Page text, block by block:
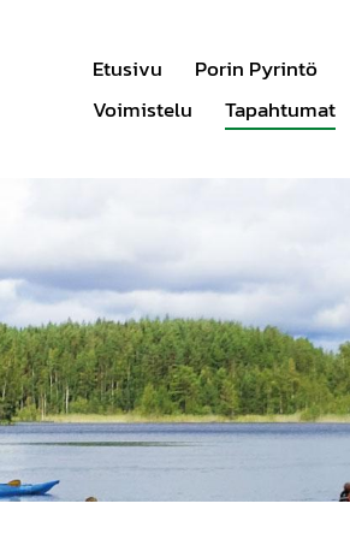
Etusivu Porin Pyrintö
Voimistelu
Tapahtumat